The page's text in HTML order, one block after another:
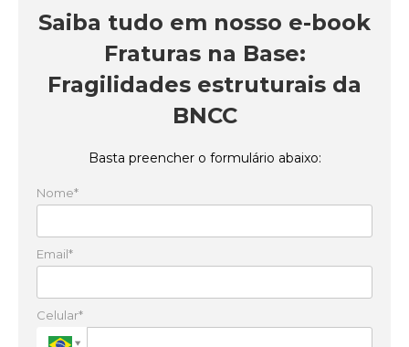
Saiba tudo em nosso e-book
Fraturas na Base:
Fragilidades estruturais da
BNCC
Basta preencher o formulário abaixo:
Nome*
Email*
Celular*